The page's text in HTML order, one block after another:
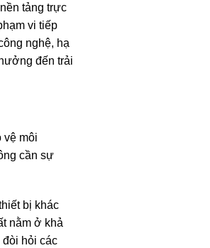
tảng trực
vi tiếp
nghệ, hạ
đến trải
vệ môi
cần sự
bị khác
nằm ở khả
hỏi các